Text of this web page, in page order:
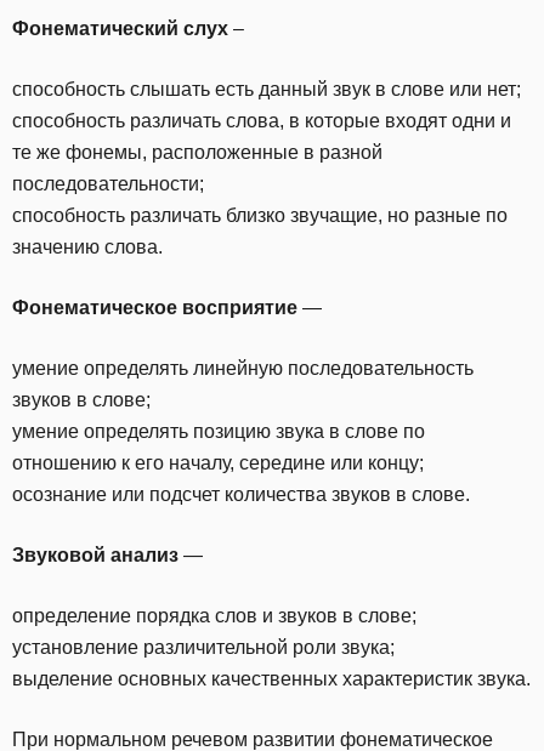
Фонематический слух –
способность слышать есть данный звук в слове или нет;
способность различать слова, в которые входят одни и
те же фонемы, расположенные в разной
последовательности;
способность различать близко звучащие, но разные по
значению слова.
Фонематическое восприятие —
умение определять линейную последовательность
звуков в слове;
умение определять позицию звука в слове по
отношению к его началу, середине или концу;
осознание или подсчет количества звуков в слове.
Звуковой анализ —
определение порядка слов и звуков в слове;
установление различительной роли звука;
выделение основных качественных характеристик звука.
При нормальном речевом развитии фонематическое